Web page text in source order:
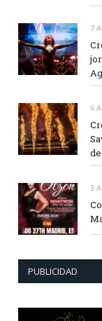
7
6
3
PUBLICIDAD